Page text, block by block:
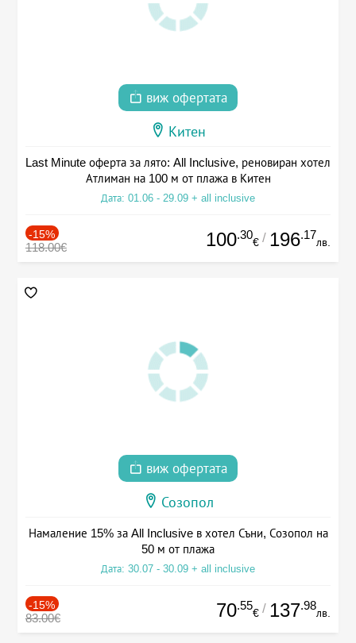
виж офертата
Китен
Last Minute оферта за лято: All Inclusive, реновиран хотел
Атлиман на 100 м от плажа в Китен
Дата: 01.06 - 29.09 + all inclusive
-15%
118.00€ 100.30
€ / 196.17
лв.
виж офертата
Созопол
Намаление 15% за All Inclusive в хотел Съни, Созопол на
50 м от плажа
Дата: 30.07 - 30.09 + all inclusive
-15%
83.00€ 70.55
€ / 137.98
лв.